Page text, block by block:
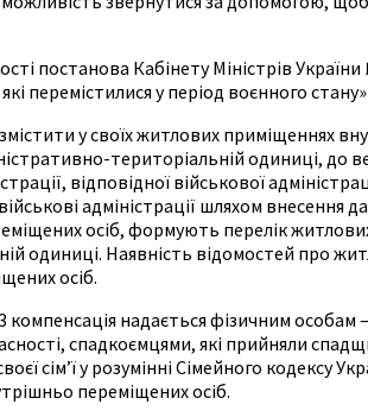
постанова Кабінету Міністрів
перемістилися у період воєнного
у своїх житлових приміщеннях
територіальній одиниці,
відповідної військової
адміністрації шляхом
осіб, формують перелік
одиниці. Наявність відомостей про
осіб.
надається фізичним
спадкоємцями, які прийняли
сім’ї у розумінні Сімейного
переміщених осіб.